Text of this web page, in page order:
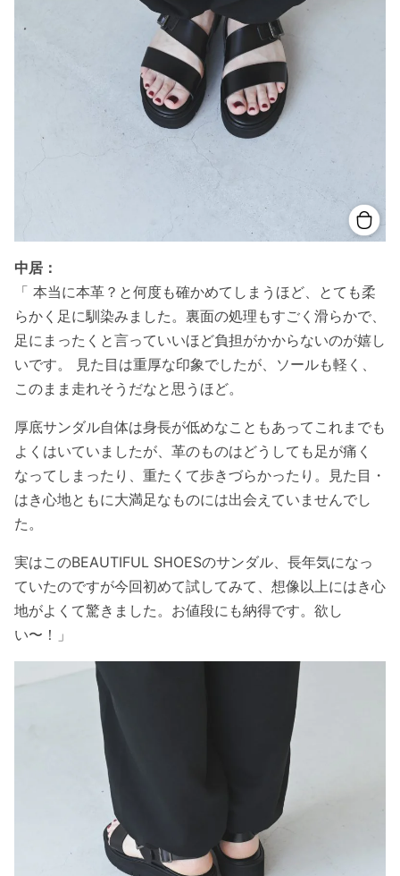
中居：
「 本当に本革？と何度も確かめてしまうほど、とても柔
らかく足に馴染みました。裏面の処理もすごく滑らかで、
足にまったくと言っていいほど負担がかからないのが嬉し
いです。 見た目は重厚な印象でしたが、ソールも軽く、
このまま走れそうだなと思うほど。
厚底サンダル自体は身長が低めなこともあってこれまでも
よくはいていましたが、革のものはどうしても足が痛く
なってしまったり、重たくて歩きづらかったり。見た目・
はき心地ともに大満足なものには出会えていませんでし
た。
実はこのBEAUTIFUL SHOESのサンダル、長年気になっ
ていたのですが今回初めて試してみて、想像以上にはき心
地がよくて驚きました。お値段にも納得です。欲し
い〜！」